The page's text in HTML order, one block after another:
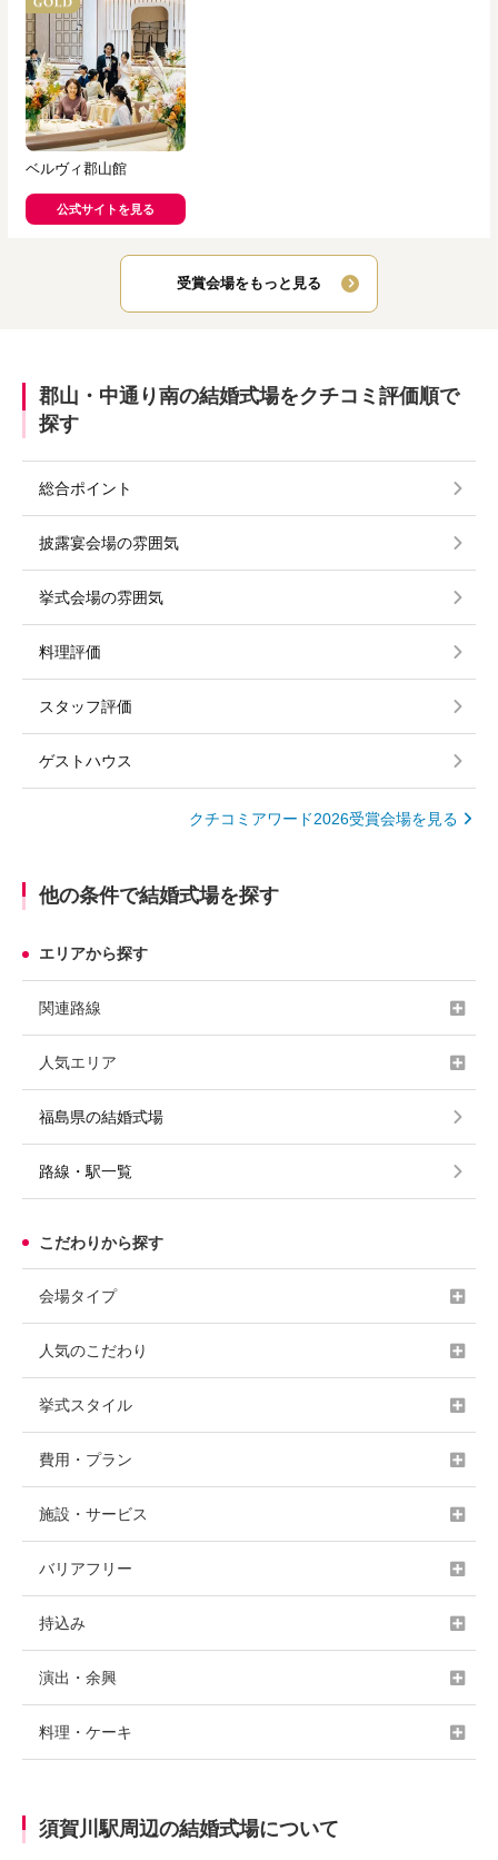
ベルヴィ郡山館
公式サイトを見る
受賞会場をもっと見る
郡山・中通り南の結婚式場をクチコミ評価順で
探す
総合ポイント
披露宴会場の雰囲気
挙式会場の雰囲気
料理評価
スタッフ評価
ゲストハウス
クチコミアワード2026受賞会場を見る
他の条件で結婚式場を探す
エリアから探す
関連路線
人気エリア
福島県の結婚式場
路線・駅一覧
こだわりから探す
会場タイプ
人気のこだわり
挙式スタイル
費用・プラン
施設・サービス
バリアフリー
持込み
演出・余興
料理・ケーキ
須賀川駅周辺の結婚式場について